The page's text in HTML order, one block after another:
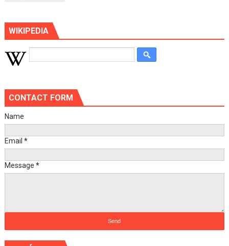
WIKIPEDIA
CONTACT FORM
Name
Email *
Message *